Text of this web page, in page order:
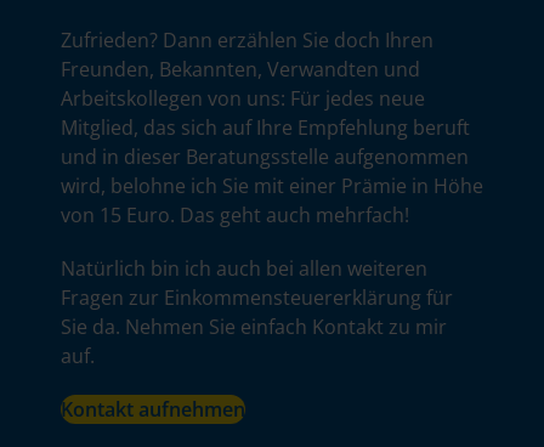
Zufrieden? Dann erzählen Sie doch Ihren
Freunden, Bekannten, Verwandten und
Arbeitskollegen von uns: Für jedes neue
Mitglied, das sich auf Ihre Empfehlung beruft
und in dieser Beratungsstelle aufgenommen
wird, belohne ich Sie mit einer Prämie in Höhe
von 15 Euro. Das geht auch mehrfach!
Natürlich bin ich auch bei allen weiteren
Fragen zur Einkommensteuererklärung für
Sie da. Nehmen Sie einfach Kontakt zu mir
auf.
Kontakt aufnehmen